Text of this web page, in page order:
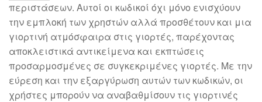
περιστάσεων. Αυτοί οι κωδικοί όχι μόνο ενισχύουν
την εμπλοκή των χρηστών αλλά προσθέτουν και μια
γιορτινή ατμόσφαιρα στις γιορτές, παρέχοντας
αποκλειστικά αντικείμενα και εκπτώσεις
προσαρμοσμένες σε συγκεκριμένες γιορτές. Με την
εύρεση και την εξαργύρωση αυτών των κωδικών, οι
χρήστες μπορούν να αναβαθμίσουν τις γιορτινές